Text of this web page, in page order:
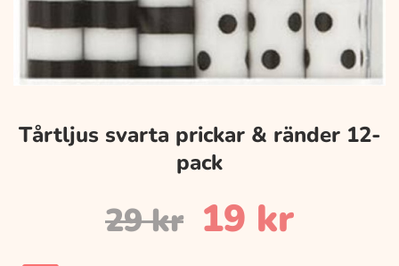
Tårtljus svarta prickar & ränder 12-
pack
29kr Det
19 krDet